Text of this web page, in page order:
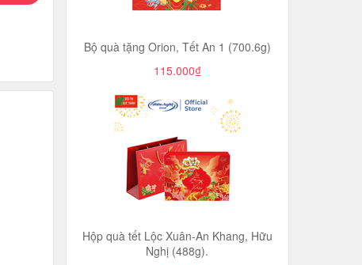
Bộ quà tặng Orion, Tết An 1 (700.6g)
115.000₫
Hộp quà tết Lộc Xuân-An Khang, Hữu
Nghị (488g).